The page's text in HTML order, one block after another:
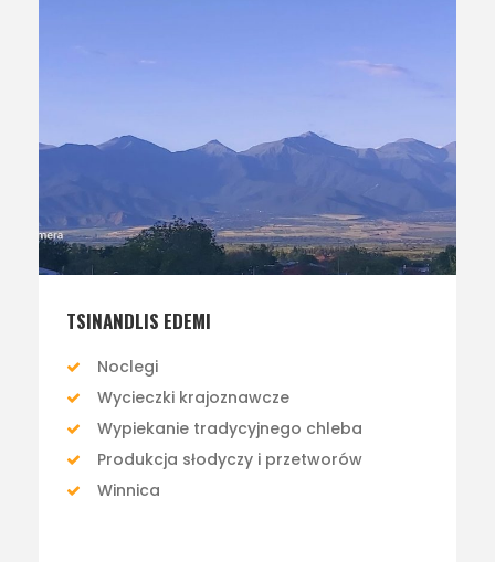
TSINANDLIS EDEMI
Noclegi
Wycieczki krajoznawcze
Wypiekanie tradycyjnego chleba
Produkcja słodyczy i przetworów
Winnica